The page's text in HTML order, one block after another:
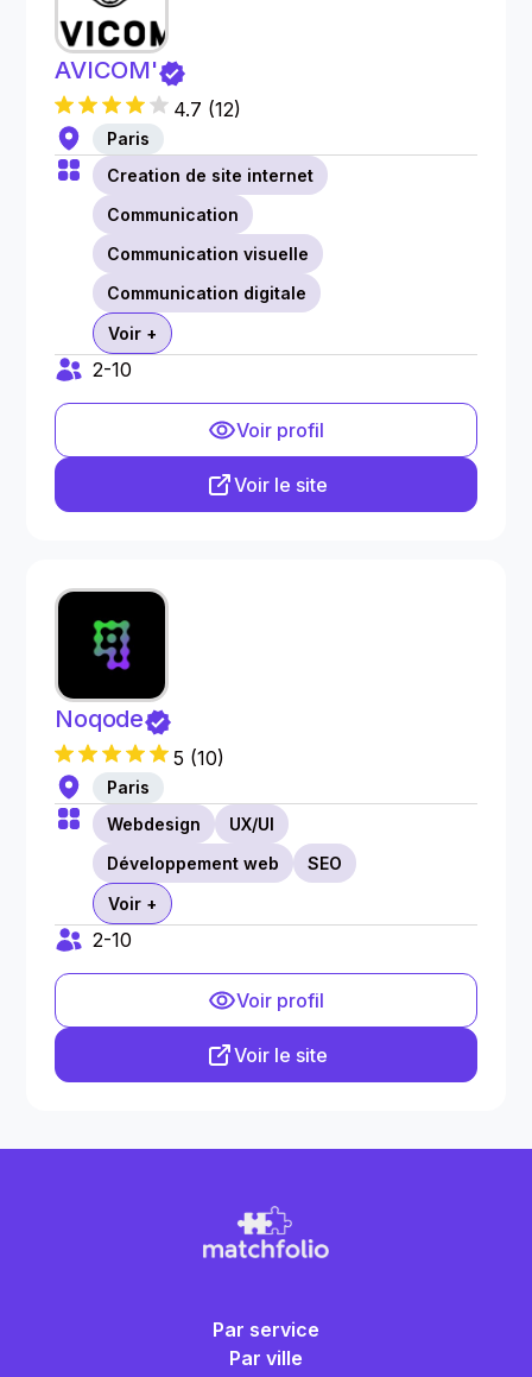
AVICOM'
4.7 (12)
Paris
Creation de site internet
Communication
Communication visuelle
Communication digitale
Voir +
2-10
Voir profil
Voir le site
Noqode
5 (10)
Paris
Webdesign
UX/UI
Développement web
SEO
Voir +
2-10
Voir profil
Voir le site
Par service
Par ville